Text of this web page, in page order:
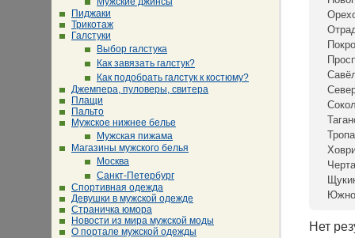
Пиджаки
Трикотаж
Галстуки
Выбор галстука
Как завязать галстук?
Как подобрать галстук к костюму?
Джемпера, пуловеры, свитера
Плащи
Пальто
Мужское нижнее белье
Мужская пижама
Магазины мужского белья
Москва
Санкт-Петербург
Спортивная одежда
Девушки в мужской одежде
Страничка юмора
Новости из мира мужской моды
О портале мужской одежды
Нет